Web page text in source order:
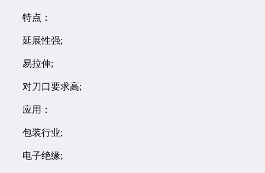
特点：
延展性强;
易拉伸;
对刀口要求高;
应用：
包装行业;
电子绝缘;